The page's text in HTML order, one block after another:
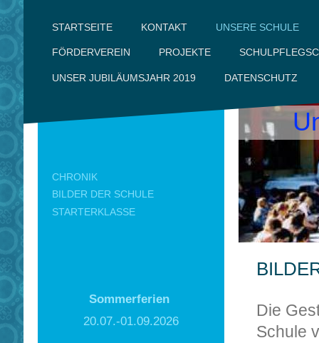
STARTSEITE KONTAKT UNSERE SCHULE
FÖRDERVEREIN PROJEKTE
UNSER JUBILÄUMSJAHR 2019 DATENSCHUTZ
Die
Schule
CHRONIK
BILDER DER SCHULE
STARTERKLASSE
Sommerferien
20.07.-01.09.2026